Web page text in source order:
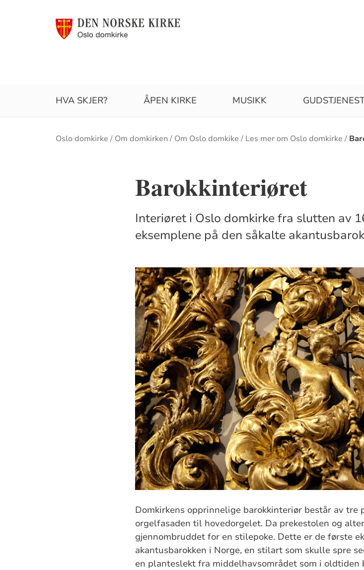
HVA SKJER? ÅPEN KIRKE MUSIKK
Brødsmulesti
Oslo domkirke Om domkirken Om Oslo domkike Les mer om Oslo domkirke
Barokkinteriøret
Interiøret i Oslo domkirke fra slutten av
eksemplene på den såkalte
Domkirkens opprinnelige barokkinteriør består av
orgelfasaden til hovedorgelet. Da prekestolen og
gjennombruddet for en stilepoke. Dette er de første
akantusbarokken i Norge, en stilart som skulle spre
en planteslekt fra middelhavsområdet som i